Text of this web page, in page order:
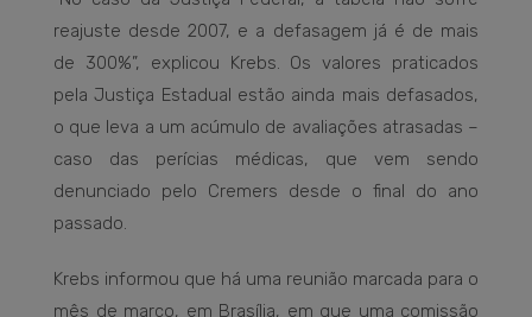
reajuste desde 2007, e a defasagem já é de mais
de 300%”, explicou Krebs. Os valores praticados
pela Justiça Estadual estão ainda mais defasados,
o que leva a um acúmulo de avaliações atrasadas –
caso das perícias médicas, que vem sendo
denunciado pelo Cremers desde o final do ano
passado.
Krebs informou que há uma reunião marcada para o
mês de março, em Brasília, em que uma comissão